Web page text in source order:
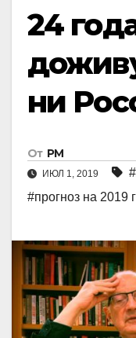
24
ни
От РМ
ИЮЛ 1, 2019
#прогноз на 2019